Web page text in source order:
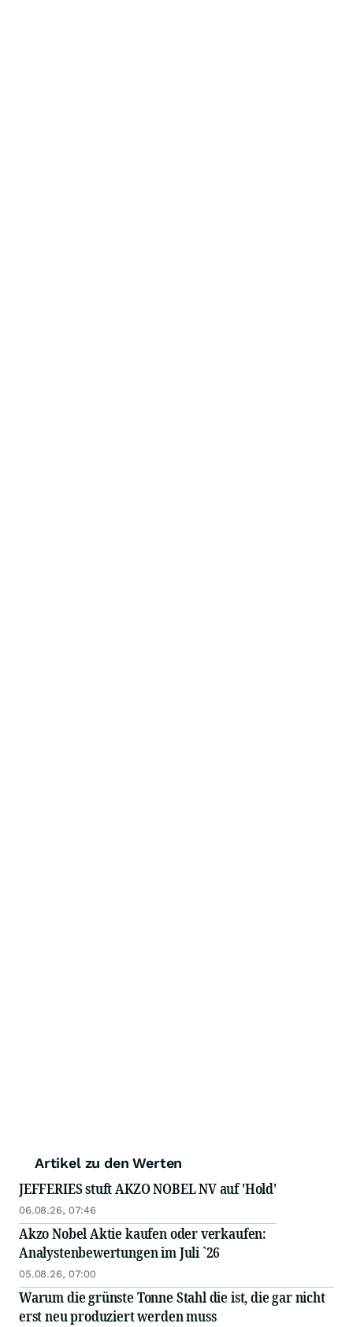
Artikel zu den Werten
JEFFERIES stuft AKZO NOBEL NV auf 'Hold'
06.08.26, 07:46
Akzo Nobel Aktie kaufen oder verkaufen:
Analystenbewertungen im Juli `26
05.08.26, 07:00
Warum die grünste Tonne Stahl die ist, die gar nicht
erst neu produziert werden muss